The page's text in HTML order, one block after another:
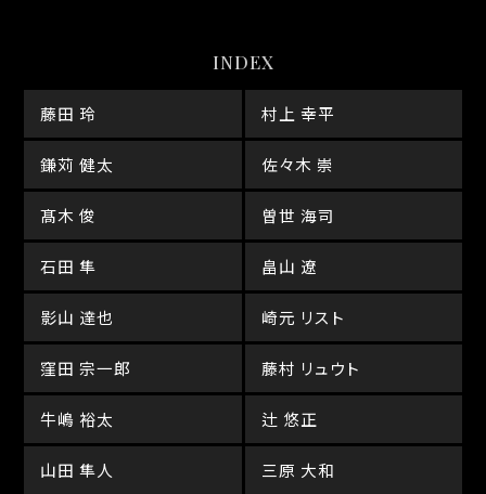
INDEX
藤田 玲 村上 幸平
鎌苅 健太 佐々木 崇
髙木 俊 曽世 海司
石田 隼 畠山 遼
影山 達也 崎元 リスト
窪田 宗一郎 藤村 リュウト
牛嶋 裕太 辻 悠正
山田 隼人 三原 大和